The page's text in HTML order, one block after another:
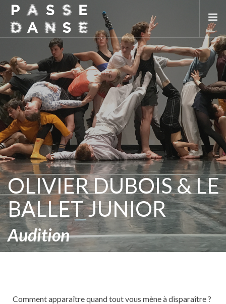
LA SAISON 25/26
MAI DE LA DANSE
LE PASSEDANSE
LES LIEUX PARTENAIRES
ADHÉREZ
OLIVIER DUBOIS & LE
BALLET JUNIOR
Audition
Comment apparaître quand tout vous mène à disparaître ?